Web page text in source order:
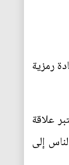
رمزية
علاقة
إلى